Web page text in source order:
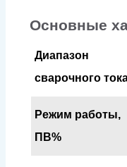
Основные
Диапазон
сварочного
Режим работы,
ПВ%